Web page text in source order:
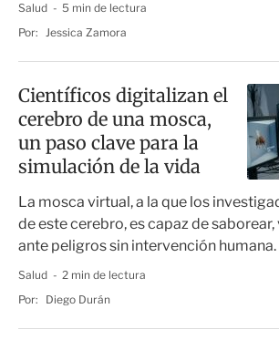
Salud
5 min de lectura
Por: Jessica Zamora
Científicos digitalizan el
cerebro de una mosca,
un paso clave para la
simulación de la vida
La mosca virtual, a la que los
de este cerebro, es capaz de
ante peligros sin intervención humana.
Salud
2 min de lectura
Por:
Diego Durán